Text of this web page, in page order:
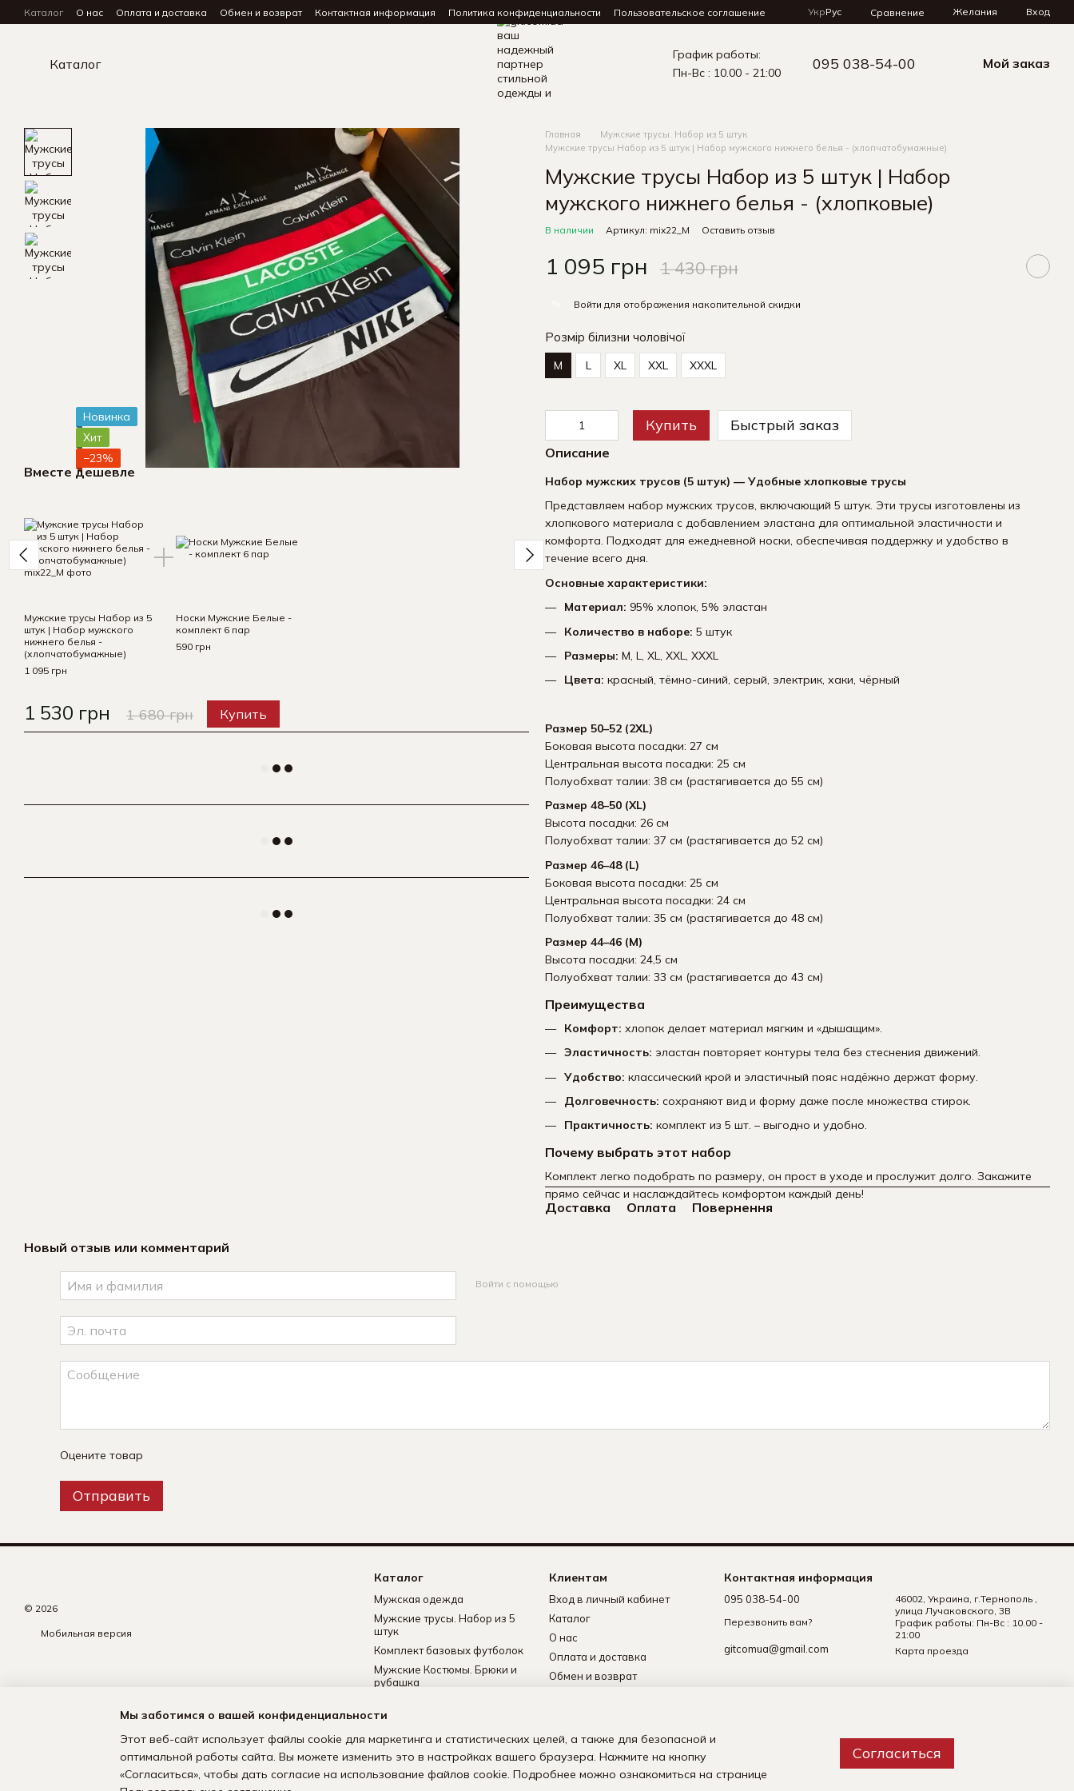
Перейти к основному контенту
Каталог О нас Оплата и доставка Обмен и возврат Контактная информация Политика конфиденциальности Пользовательское соглашение УкрРус Сравнение Желания Вход
Каталог
График работы:
Пн-Вс : 10.00 - 21:00
095 038-54-00 Мой заказ
Новинка
Хит
−23%
Вместе дешевле
Мужские трусы Набор из 5
штук | Набор мужского
нижнего белья -
(хлопчатобумажные)
1 095 грн
Носки Мужские Белые -
комплект 6 пар
590 грн
1 530 грн 1 680 грн Купить
штук | Набор мужского
(хлопчатобумажные)
комплект 6 пар
Главная
Мужские трусы. Набор из 5 штук
Мужские трусы Набор из 5 штук | Набор мужского нижнего белья - (хлопчатобумажные)
Мужские трусы Набор из 5 штук | Набор
мужского нижнего белья - (хлопковые)
В наличии Артикул: mix22_M Оставить отзыв
1 095 грн 1 430 грн
Войти для отображения накопительной скидки
Розмір білизни чоловічої
M L XL XXL XXXL
Купить Быстрый заказ
Описание
Набор мужских трусов (5 штук) — Удобные хлопковые трусы
Представляем набор мужских трусов, включающий 5 штук. Эти трусы изготовлены из
хлопкового материала с добавлением эластана для оптимальной эластичности и
комфорта. Подходят для ежедневной носки, обеспечивая поддержку и удобство в
течение всего дня.
Основные характеристики:
Материал: 95% хлопок, 5% эластан
Количество в наборе: 5 штук
Размеры: M, L, XL, XXL, XXXL
Цвета: красный, тёмно-синий, серый, электрик, хаки, чёрный
Размер 50–52 (2XL)
Боковая высота посадки: 27 см
Центральная высота посадки: 25 см
Полуобхват талии: 38 см (растягивается до 55 см)
Размер 48–50 (XL)
Высота посадки: 26 см
Полуобхват талии: 37 см (растягивается до 52 см)
Размер 46–48 (L)
Боковая высота посадки: 25 см
Центральная высота посадки: 24 см
Полуобхват талии: 35 см (растягивается до 48 см)
Размер 44–46 (M)
Высота посадки: 24,5 см
Полуобхват талии: 33 см (растягивается до 43 см)
Преимущества
Комфорт: хлопок делает материал мягким и «дышащим».
Эластичность: эластан повторяет контуры тела без стеснения движений.
Удобство: классический крой и эластичный пояс надёжно держат форму.
Долговечность: сохраняют вид и форму даже после множества стирок.
Практичность: комплект из 5 шт. – выгодно и удобно.
Почему выбрать этот набор
Комплект легко подобрать по размеру, он прост в уходе и прослужит долго. Закажите
прямо сейчас и наслаждайтесь комфортом каждый день!
Доставка Оплата Повернення
Новый отзыв или комментарий
Войти с помощью
Оцените товар
Отправить
© 2026
Мобильная версия
Интернет-магазин создан с Хорошоп
Каталог
Мужская одежда
Мужские трусы. Набор из 5
штук
Комплект базовых футболок
Мужские Костюмы. Брюки и
рубашка
Мужские флисовые
Клиентам
Вход в личный кабинет
Каталог
О нас
Оплата и доставка
Обмен и возврат
Пользовательское
соглашение
Контактная информация
095 038-54-00
Перезвонить вам?
gitcomua@gmail.com
46002, Украина, г.Тернополь ,
улица Лучаковского, 3В
График работы: Пн-Вс : 10.00 -
21:00
Карта проезда
Мы заботимся о вашей конфиденциальности
Этот веб-сайт использует файлы cookie для маркетинга и статистических целей, а также для безопасной и
оптимальной работы сайта. Вы можете изменить это в настройках вашего браузера. Нажмите на кнопку
«Согласиться», чтобы дать согласие на использование файлов cookie. Подробнее можно ознакомиться на странице
Согласиться